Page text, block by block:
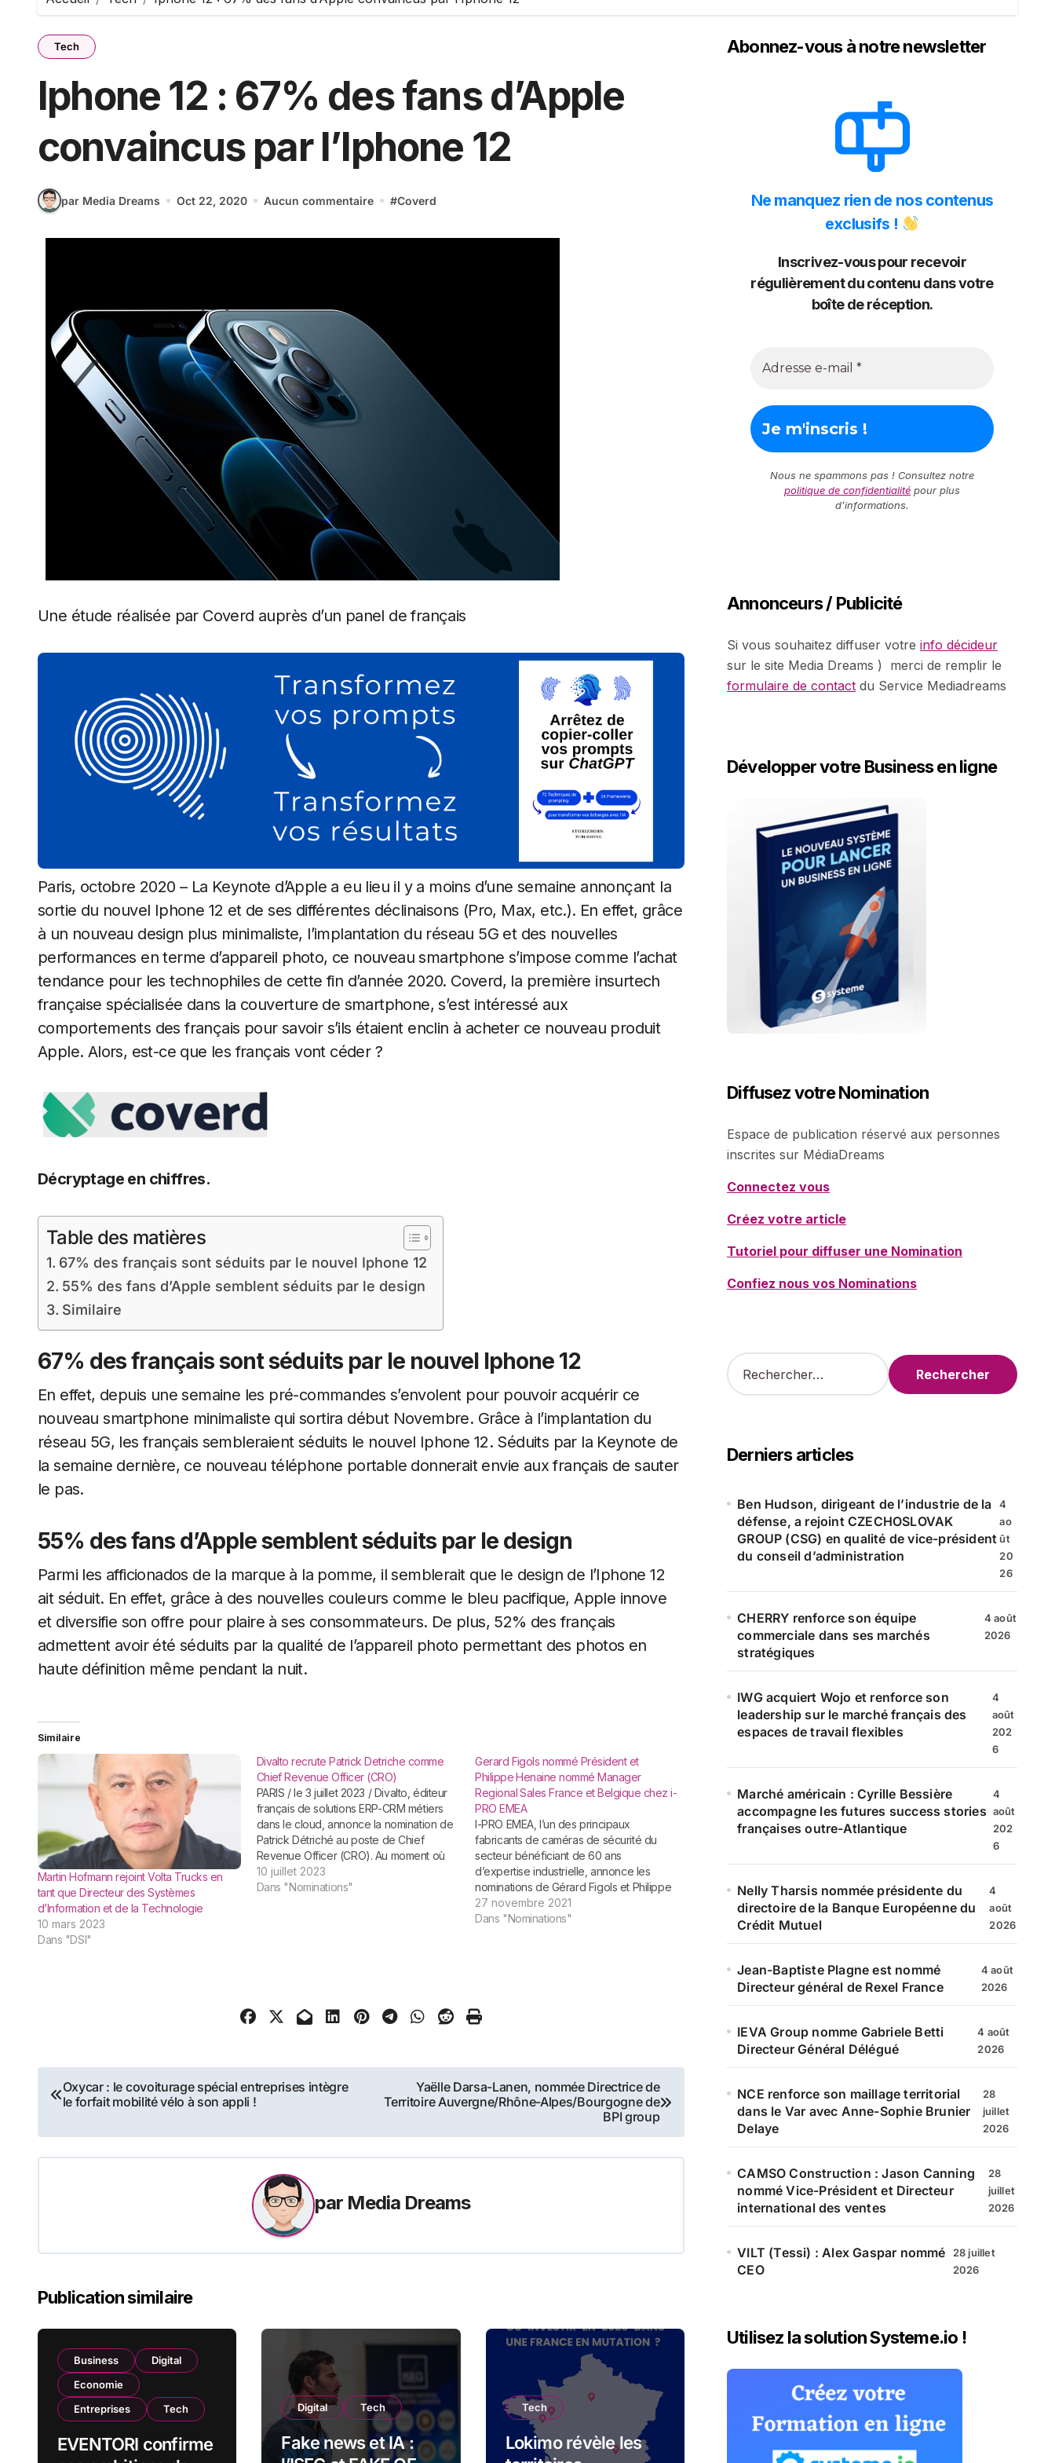
Tech
Iphone 12 : 67% des fans d’Apple
convaincus par l’Iphone 12
par Media Dreams Oct 22, 2020 Aucun commentaire #Coverd
Une étude réalisée par Coverd auprès d’un panel de français
Paris, octobre 2020 – La Keynote d’Apple a eu lieu il y a moins d’une semaine annonçant la
sortie du nouvel Iphone 12 et de ses différentes déclinaisons (Pro, Max, etc.). En effet, grâce
à un nouveau design plus minimaliste, l’implantation du réseau 5G et des nouvelles
performances en terme d’appareil photo, ce nouveau smartphone s’impose comme l’achat
tendance pour les technophiles de cette fin d’année 2020. Coverd, la première insurtech
française spécialisée dans la couverture de smartphone, s’est intéressé aux
comportements des français pour savoir s’ils étaient enclin à acheter ce nouveau produit
Apple. Alors, est-ce que les français vont céder ?
Décryptage en chiffres.
Table des matières
67% des français sont séduits par le nouvel Iphone 12
55% des fans d’Apple semblent séduits par le design
Similaire
67% des français sont séduits par le nouvel Iphone 12
En effet, depuis une semaine les pré-commandes s’envolent pour pouvoir acquérir ce
nouveau smartphone minimaliste qui sortira début Novembre. Grâce à l’implantation du
réseau 5G, les français sembleraient séduits le nouvel Iphone 12. Séduits par la Keynote de
la semaine dernière, ce nouveau téléphone portable donnerait envie aux français de sauter
le pas.
55% des fans d’Apple semblent séduits par le design
Parmi les afficionados de la marque à la pomme, il semblerait que le design de l’Iphone 12
ait séduit. En effet, grâce à des nouvelles couleurs comme le bleu pacifique, Apple innove
et diversifie son offre pour plaire à ses consommateurs. De plus, 52% des français
admettent avoir été séduits par la qualité de l’appareil photo permettant des photos en
haute définition même pendant la nuit.
Similaire
Martin Hofmann rejoint Volta Trucks en
tant que Directeur des Systèmes
d’Information et de la Technologie
10 mars 2023
Dans "DSI"
Divalto recrute Patrick Detriche comme
Chief Revenue Officer (CRO)
PARIS / le 3 juillet 2023 / Divalto, éditeur
français de solutions ERP-CRM métiers
dans le cloud, annonce la nomination de
Patrick Détriché au poste de Chief
Revenue Officer (CRO). Au moment où
Divalto réinvente son offre avec le
lancement de sa plateforme nouvelle
10 juillet 2023
Dans "Nominations"
Gerard Figols nommé Président et
Philippe Henaine nommé Manager
Regional Sales France et Belgique chez i-
PRO EMEA
I-PRO EMEA, l’un des principaux
fabricants de caméras de sécurité du
secteur bénéficiant de 60 ans
d’expertise industrielle, annonce les
nominations de Gérard Figols et Philippe
Henaine, respectivement aux postes de
Président et Manager Regional Sales
27 novembre 2021
Dans "Nominations"
Navigation
l’article
Oxycar : le covoiturage spécial entreprises intègre
le forfait mobilité vélo à son appli !
Yaëlle Darsa-Lanen, nommée Directrice de
Territoire Auvergne/Rhône-Alpes/Bourgogne de
BPI group
par Media Dreams
Publication similaire
Business
Digital
Economie
Entreprises
Tech
EVENTORI confirme
Digital Tech
Fake news et IA :
Tech
Lokimo révèle les
Abonnez-vous à notre newsletter
Ne manquez rien de nos contenus
exclusifs !
Inscrivez-vous pour recevoir
régulièrement du contenu dans votre
boîte de réception.
Nous ne spammons pas ! Consultez notre
politique de confidentialité pour plus
d’informations.
Annonceurs / Publicité
Si vous souhaitez diffuser votre info décideur
sur le site Media Dreams ) merci de remplir le
formulaire de contact du Service Mediadreams
Développer votre Business en ligne
Diffusez votre Nomination
Espace de publication réservé aux personnes
inscrites sur MédiaDreams
Connectez vous
Créez votre article
Tutoriel pour diffuser une Nomination
Confiez nous vos Nominations
R
e
r
c
e
Derniers articles
Ben Hudson, dirigeant de l’industrie de la
défense, a rejoint CZECHOSLOVAK
GROUP (CSG) en qualité de vice-président
du conseil d’administration
4
ao
ût
20
26
CHERRY renforce son équipe
commerciale dans ses marchés
stratégiques
4 août
2026
IWG acquiert Wojo et renforce son
leadership sur le marché français des
espaces de travail flexibles
4
août
202
6
Marché américain : Cyrille Bessière
accompagne les futures success stories
françaises outre-Atlantique
4
août
202
6
Nelly Tharsis nommée présidente du
directoire de la Banque Européenne du
Crédit Mutuel
4
août
2026
Jean-Baptiste Plagne est nommé
Directeur général de Rexel France
4 août
2026
IEVA Group nomme Gabriele Betti
Directeur Général Délégué
4 août
2026
NCE renforce son maillage territorial
dans le Var avec Anne-Sophie Brunier
Delaye
28
juillet
2026
CAMSO Construction : Jason Canning
nommé Vice-Président et Directeur
international des ventes
28
juillet
2026
VILT (Tessi) : Alex Gaspar nommé
CEO
28 juillet
2026
Utilisez la solution Systeme.io !